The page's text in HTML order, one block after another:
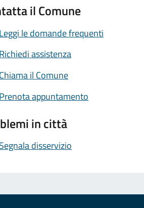
il Comune
le domande frequenti
assistenza
il Comune
appuntamento
in città
disservizio